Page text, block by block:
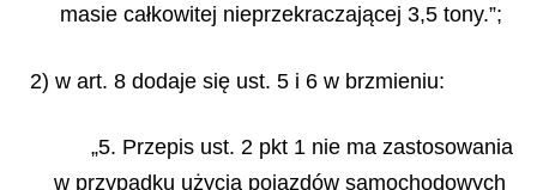
masie całkowitej nieprzekraczającej 3,5 tony.”;
2) w art. 8 dodaje się ust. 5 i 6 w brzmieniu:
„5. Przepis ust. 2 pkt 1 nie ma zastosowania
w przypadku użycia pojazdów samochodowych